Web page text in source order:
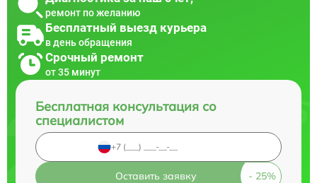
ремонт по желанию
Бесплатный выезд курьера
в день обращения
Срочный ремонт
от 35 минут
Бесплатная консультация со
специалистом
Оставить заявку